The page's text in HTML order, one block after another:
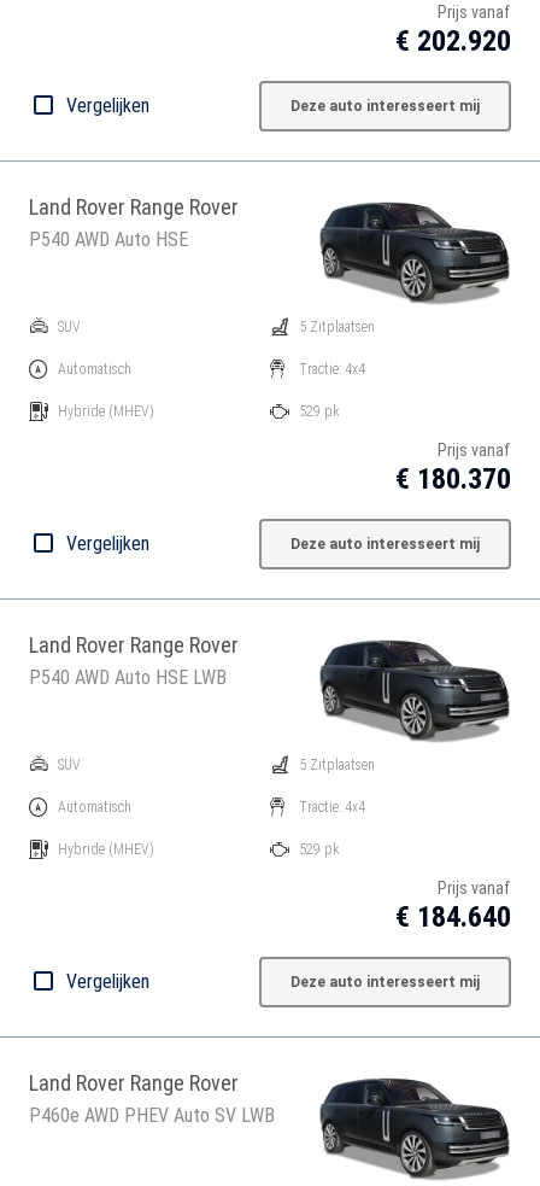
Prijs vanaf
€ 202.920
Vergelijken Deze auto interesseert mij
Land Rover Range Rover
P540 AWD Auto HSE
SUV
Automatisch
Hybride (MHEV)
5 Zitplaatsen
Tractie: 4x4
529 pk
Prijs vanaf
€ 180.370
Vergelijken Deze auto interesseert mij
Land Rover Range Rover
P540 AWD Auto HSE LWB
SUV
Automatisch
Hybride (MHEV)
5 Zitplaatsen
Tractie: 4x4
529 pk
Prijs vanaf
€ 184.640
Vergelijken Deze auto interesseert mij
Land Rover Range Rover
P460e AWD PHEV Auto SV LWB